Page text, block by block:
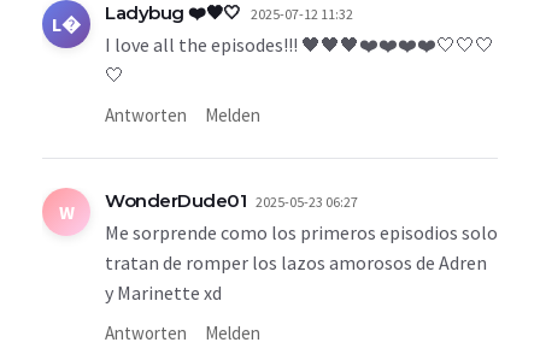
L� Ladybug ❤️🖤🤍 2025-07-12 11:32
I love all the episodes!!! 🖤🖤🖤❤️❤️❤️❤️🤍🤍🤍
🤍
Antworten Melden
W WonderDude01 2025-05-23 06:27
Me sorprende como los primeros episodios solo
tratan de romper los lazos amorosos de Adren
y Marinette xd
Antworten Melden